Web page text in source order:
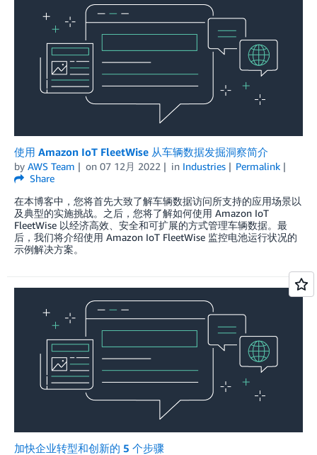
使用 Amazon IoT FleetWise 从车辆数据发掘洞察简介
by AWS Team on 07 12月 2022 in Industries
Permalink
Share
在本博客中，您将首先大致了解车辆数据访问所支持的应用场景以
及典型的实施挑战。之后，您将了解如何使用 Amazon IoT
FleetWise 以经济高效、安全和可扩展的方式管理车辆数据。最
后，我们将介绍使用 Amazon IoT FleetWise 监控电池运行状况的
示例解决方案。
加快企业转型和创新的 5 个步骤